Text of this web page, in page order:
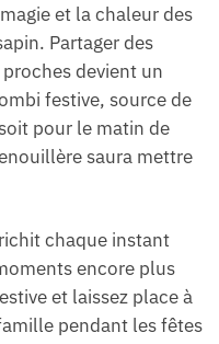
et la chaleur des
Partager des
devient un
festive, source de
pour le matin de
saura mettre
chaque instant
encore plus
et laissez place à
pendant les fêtes